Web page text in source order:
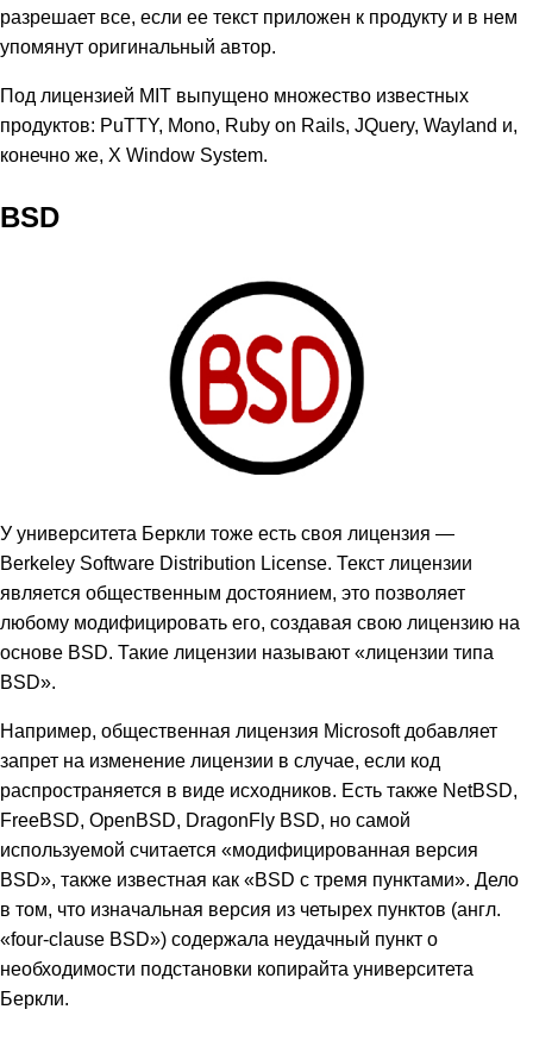
разрешает все, если ее текст приложен к продукту и в нем
упомянут оригинальный автор.
Под лицензией MIT выпущено множество известных
продуктов: PuTTY, Mono, Ruby on Rails, JQuery, Wayland и,
конечно же, X Window System.
BSD
У университета Беркли тоже есть своя лицензия —
Berkeley Software Distribution License. Текст лицензии
является общественным достоянием, это позволяет
любому модифицировать его, создавая свою лицензию на
основе BSD. Такие лицензии называют «лицензии типа
BSD».
Например, общественная лицензия Microsoft добавляет
запрет на изменение лицензии в случае, если код
распространяется в виде исходников. Есть также NetBSD,
FreeBSD, OpenBSD, DragonFly BSD, но самой
используемой считается «модифицированная версия
BSD», также известная как «BSD с тремя пунктами». Дело
в том, что изначальная версия из четырех пунктов (англ.
«four-clause BSD») содержала неудачный пункт о
необходимости подстановки копирайта университета
Беркли.